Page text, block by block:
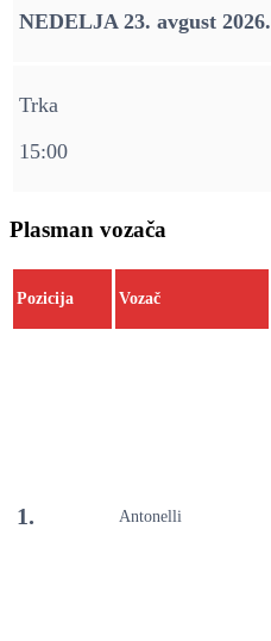
NEDELJA 23. avgust 2026.
Trka
15:00
Plasman vozača
Pozicija Vozač
1. Antonelli